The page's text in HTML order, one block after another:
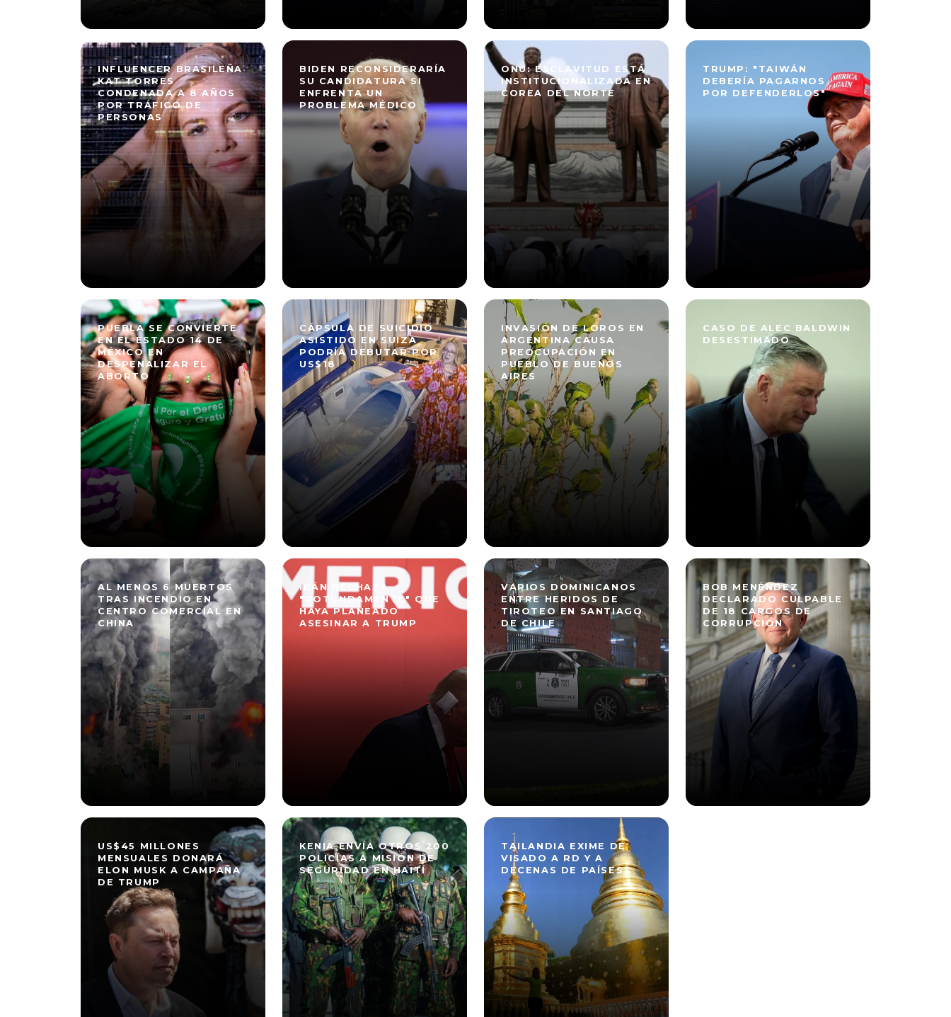
INFLUENCER BRASILEÑA
KAT TORRES
CONDENADA A 8 AÑOS
POR TRÁFICO DE
PERSONAS
BIDEN RECONSIDERARÍA
SU CANDIDATURA SI
ENFRENTA UN
PROBLEMA MÉDICO
ONU: ESCLAVITUD ESTÁ
INSTITUCIONALIZADA EN
COREA DEL NORTE
TRUMP: "TAIWÁN
DEBERÍA PAGARNOS
POR DEFENDERLOS"
PUEBLA SE CONVIERTE
EN EL ESTADO 14 DE
MÉXICO EN
DESPENALIZAR EL
ABORTO
CÁPSULA DE SUICIDIO
ASISTIDO EN SUIZA
PODRÍA DEBUTAR POR
US$18
INVASIÓN DE LOROS EN
ARGENTINA CAUSA
PREOCUPACIÓN EN
PUEBLO DE BUENOS
AIRES
CASO DE ALEC BALDWIN
DESESTIMADO
AL MENOS 6 MUERTOS
TRAS INCENDIO EN
CENTRO COMERCIAL EN
CHINA
IRÁN RECHAZA
"ROTUNDAMENTE" QUE
HAYA PLANEADO
ASESINAR A TRUMP
VARIOS DOMINICANOS
ENTRE HERIDOS DE
TIROTEO EN SANTIAGO
DE CHILE
BOB MENÉNDEZ
DECLARADO CULPABLE
DE 18 CARGOS DE
CORRUPCIÓN
US$45 MILLONES
MENSUALES DONARÁ
ELON MUSK A CAMPAÑA
DE TRUMP
KENIA ENVÍA OTROS 200
POLICÍAS A MISIÓN DE
SEGURIDAD EN HAITÍ
TAILANDIA EXIME DE
VISADO A RD Y A
DECENAS DE PAÍSES